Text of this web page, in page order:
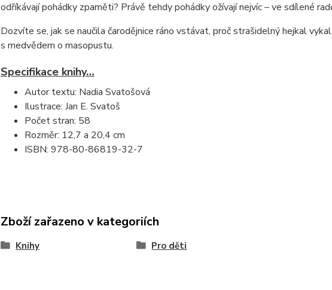
odříkávají pohádky zpaměti? Právě tehdy pohádky ožívají nejvíc – ve sdílené
Dozvíte se, jak se naučila čarodějnice ráno vstávat, proč strašidelný hejkal
s medvědem o masopustu.
Specifikace knihy…
Autor textu: Nadia Svatošová
Ilustrace: Jan E. Svatoš
Počet stran: 58
Rozměr: 12,7 a 20,4 cm
ISBN: 978-80-86819-32-7
Zboží zařazeno v kategoriích
Knihy Pro děti